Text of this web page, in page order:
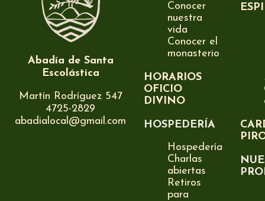
Abadía de Santa
Escolástica
Martín Rodríguez 547
4725-2829
abadialocal@gmail.com
Conocer
nuestra
vida
Conocer el
monasterio
HORARIOS
OFICIO
DIVINO
HOSPEDERÍA
Hospedería
Charlas
abiertas
Retiros
para